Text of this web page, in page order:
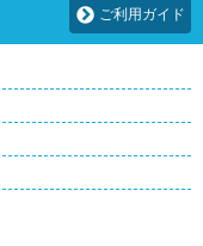
ご利用ガイド